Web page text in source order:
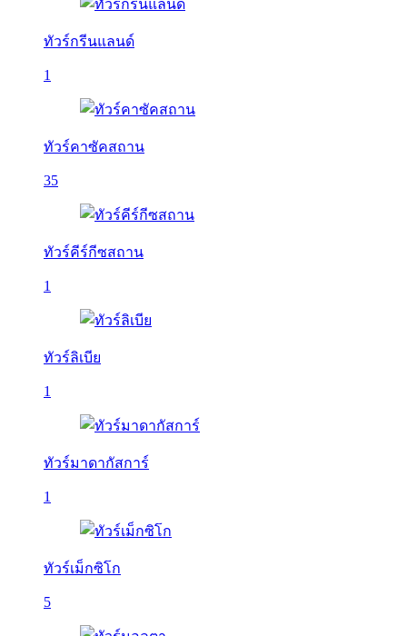
ทัวร์กรีนแลนด์
1
ทัวร์คาซัคสถาน
35
ทัวร์คีร์กีซสถาน
1
ทัวร์ลิเบีย
1
ทัวร์มาดากัสการ์
1
ทัวร์เม็กซิโก
5